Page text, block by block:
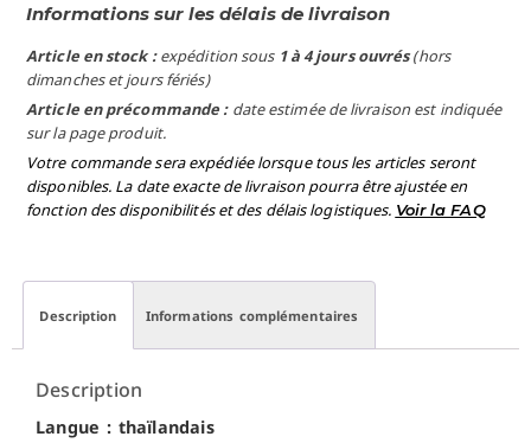
Informations sur les délais de livraison
Article en stock :expédition sous 1 à 4 jours ouvrés(hors
dimanches et jours fériés)
Article en précommande : date estimée de livraison est indiquée
sur la page produit.
Votre commande sera expédiée lorsque tous les articles seront
disponibles. La date exacte de livraison pourra être ajustée en
fonction des disponibilités et des délais logistiques. Voir la FAQ
Description Informations complémentaires
Description
Langue : thaïlandais